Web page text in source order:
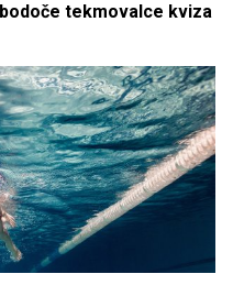
tekmovalce kviza